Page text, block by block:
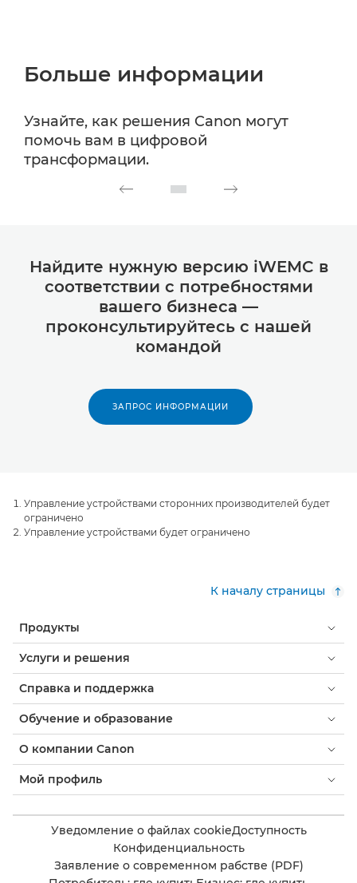
Больше информации
Узнайте, как решения Canon могут
помочь вам в цифровой
трансформации.
Найдите нужную версию iWEMC в
соответствии с потребностями
вашего бизнеса —
проконсультируйтесь с нашей
командой
ЗАПРОС ИНФОРМАЦИИ
Управление устройствами сторонних производителей будет
ограничено
Управление устройствами будет ограничено
К началу страницы
Продукты
Услуги и решения
Справка и поддержка
Обучение и образование
О компании Canon
Мой профиль
Уведомление о файлах cookieДоступность
Конфиденциальность
Заявление о современном рабстве (PDF)